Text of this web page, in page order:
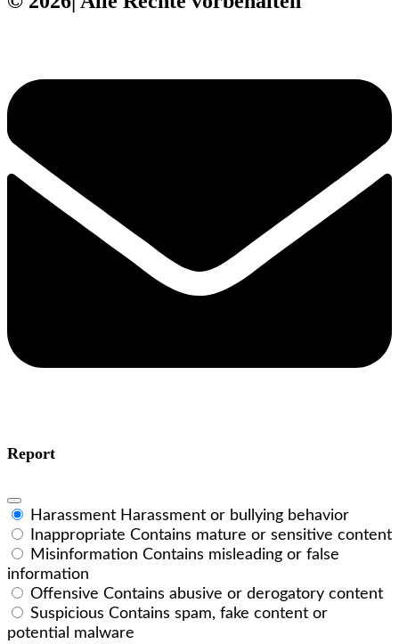
Report
Harassment Harassment or bullying behavior
Inappropriate Contains mature or sensitive content
Misinformation Contains misleading or false
information
Offensive Contains abusive or derogatory content
Suspicious Contains spam, fake content or
potential malware